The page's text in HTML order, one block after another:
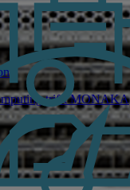
trifft MONAKA